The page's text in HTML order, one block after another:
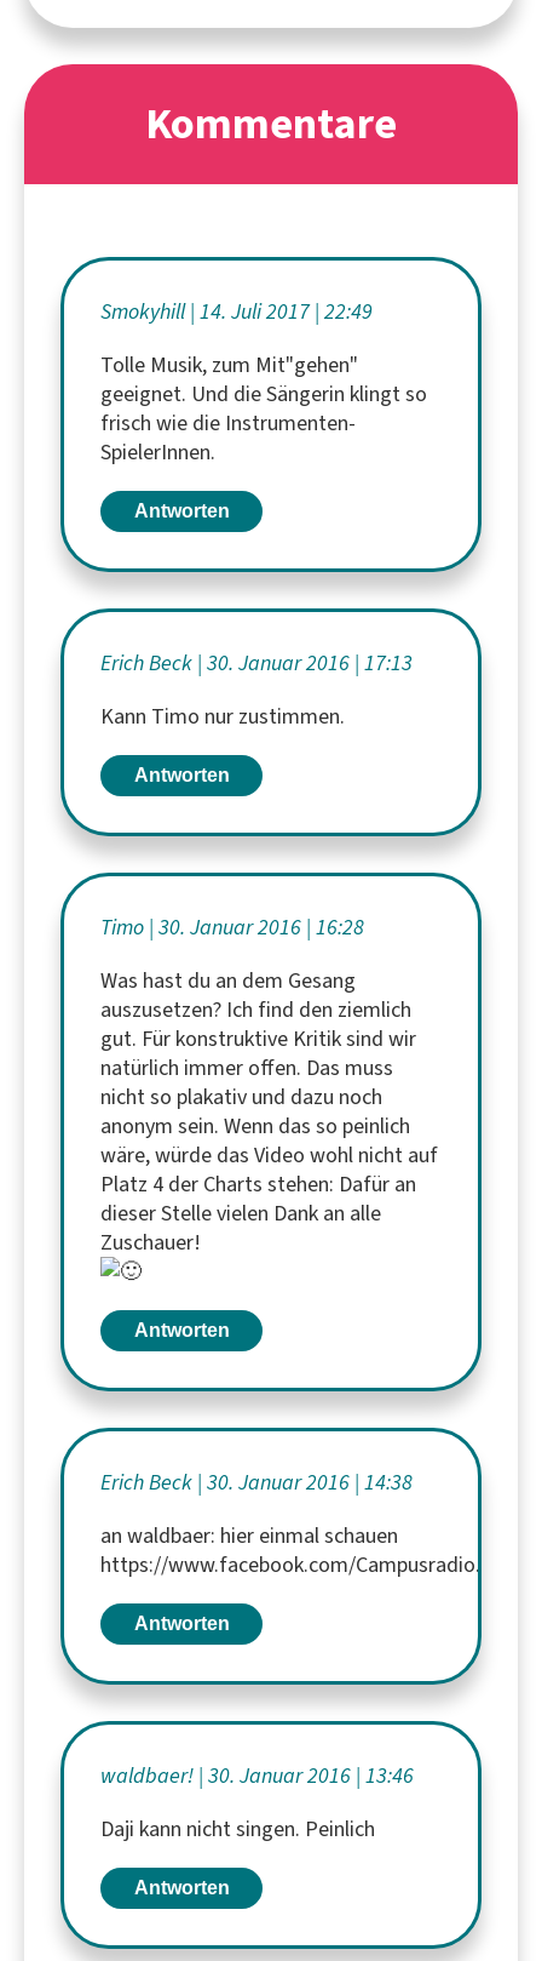
Kommentare
Smokyhill 14. Juli 2017 22:49
Tolle Musik, zum Mit"gehen"
geeignet. Und die Sängerin klingt so
frisch wie die Instrumenten-
SpielerInnen.
Antworten
Erich Beck 30. Januar 2016 17:13
Kann Timo nur zustimmen.
Antworten
Timo 30. Januar 2016 16:28
Was hast du an dem Gesang
auszusetzen? Ich find den ziemlich
gut. Für konstruktive Kritik sind wir
natürlich immer offen. Das muss
nicht so plakativ und dazu noch
anonym sein. Wenn das so peinlich
wäre, würde das Video wohl nicht auf
Platz 4 der Charts stehen: Dafür an
dieser Stelle vielen Dank an alle
Zuschauer!
Antworten
Erich Beck 30. Januar 2016 14:38
an waldbaer: hier einmal schauen
https://www.facebook.com/
Antworten
waldbaer! 30. Januar 2016 13:46
Daji kann nicht singen. Peinlich
Antworten